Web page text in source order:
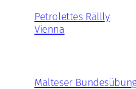
Petrolettes Rällly
Vienna
Malteser